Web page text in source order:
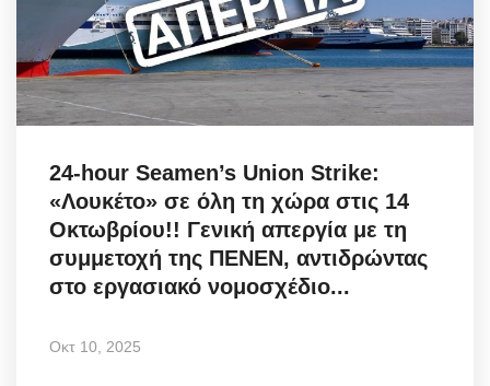
24-hour Seamen’s Union Strike:
«Λουκέτο» σε όλη τη χώρα στις 14
Οκτωβρίου!! Γενική απεργία με τη
συμμετοχή της ΠΕΝΕΝ, αντιδρώντας
στο εργασιακό νομοσχέδιο...
Οκτ 10, 2025